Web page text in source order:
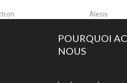
Algam Cases
POURQUOI
NOUS